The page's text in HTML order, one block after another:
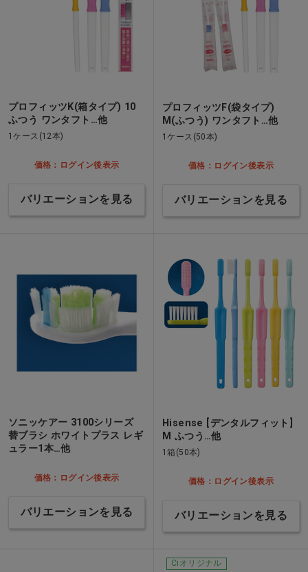
プロフィッツK(箱タイプ) 10
ふつう ワンタフト…他
1ケース(12本)
価格：ログイン後表示
バリエーションを見る
プロフィッツF(袋タイプ)
M(ふつう) ワンタフト…他
1ケース(50本)
価格：ログイン後表示
バリエーションを見る
ソニッケアー 3100シリーズ
替ブラシ ホワイトプラス レギ
ュラー1本…他
価格：ログイン後表示
バリエーションを見る
Hisense [デンタルフィット]
M ふつう…他
1箱(50本)
価格：ログイン後表示
バリエーションを見る
Ciオリジナル